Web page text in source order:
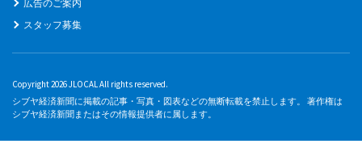
広告のご案内
スタッフ募集
Copyright 2026 JLOCAL All rights reserved.
シブヤ経済新聞に掲載の記事・写真・図表などの無断転載を禁止します。 著作権は
シブヤ経済新聞またはその情報提供者に属します。